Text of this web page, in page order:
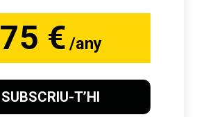
75 € /any
SUBSCRIU-T’HI